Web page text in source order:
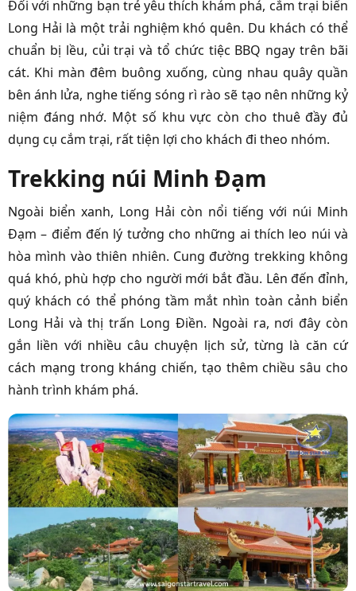
Đối với những bạn trẻ yêu thích khám phá, cắm trại biển
Long Hải là một trải nghiệm khó quên. Du khách có thể
chuẩn bị lều, củi trại và tổ chức tiệc BBQ ngay trên bãi
cát. Khi màn đêm buông xuống, cùng nhau quây quần
bên ánh lửa, nghe tiếng sóng rì rào sẽ tạo nên những kỷ
niệm đáng nhớ. Một số khu vực còn cho thuê đầy đủ
dụng cụ cắm trại, rất tiện lợi cho khách đi theo nhóm.
Trekking núi Minh Đạm
Ngoài biển xanh, Long Hải còn nổi tiếng với núi Minh
Đạm – điểm đến lý tưởng cho những ai thích leo núi và
hòa mình vào thiên nhiên. Cung đường trekking không
quá khó, phù hợp cho người mới bắt đầu. Lên đến đỉnh,
quý khách có thể phóng tầm mắt nhìn toàn cảnh biển
Long Hải và thị trấn Long Điền. Ngoài ra, nơi đây còn
gắn liền với nhiều câu chuyện lịch sử, từng là căn cứ
cách mạng trong kháng chiến, tạo thêm chiều sâu cho
hành trình khám phá.